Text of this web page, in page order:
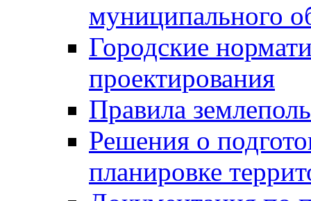
муниципального
Городские
проектирования
Правила
Решения о
планировке